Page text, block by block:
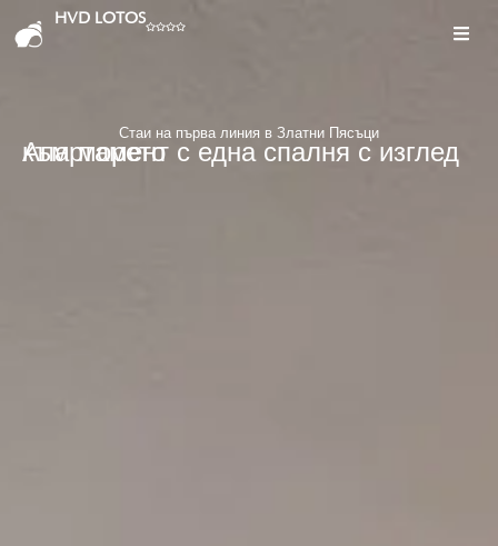
HVD LOTOS
Стаи на първа линия в Златни Пясъци
Апартамент с една спалня с изглед към морето